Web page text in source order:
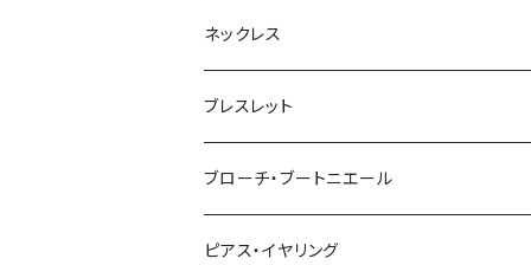
ネックレス
ブレスレット
ブローチ・ブートニエール
ピアス・イヤリング